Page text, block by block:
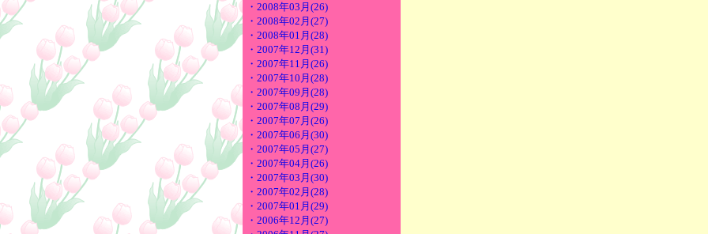
・2008年03月(26)
・2008年02月(27)
・2008年01月(28)
・2007年12月(31)
・2007年11月(26)
・2007年10月(28)
・2007年09月(28)
・2007年08月(29)
・2007年07月(26)
・2007年06月(30)
・2007年05月(27)
・2007年04月(26)
・2007年03月(30)
・2007年02月(28)
・2007年01月(29)
・2006年12月(27)